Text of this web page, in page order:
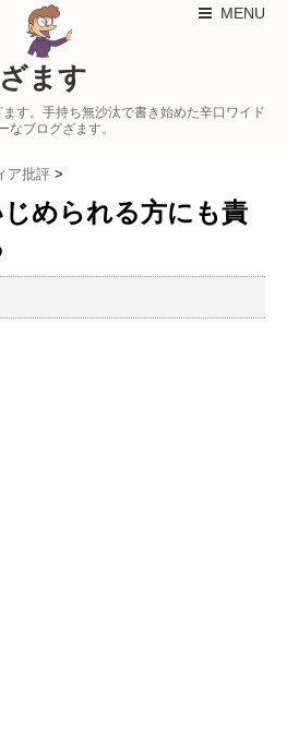
MENU
ざます
す。手持ち無沙汰で書き始めた辛口ワイド
なブログざます。
ア批評 >
められる方にも責